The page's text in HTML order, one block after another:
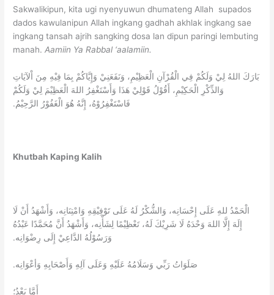
Sakwalikipun, kita ugi nyenyuwun dhumateng Allah supados
dados kawulanipun Allah ingkang gadhah akhlak ingkang sae
ingkang tansah ajrih sangking dosa lan dipun paringi lembuting
manah.Aamiin Ya Rabbal ‘aalamiin.
بَارَكَ اللهُ لِيْ وَلَكُمْ فِي الْقُرْآنِ الْعَظِيْمِ، وَنَفَعَنِيْ وَإِيَّاكُمْ بِمَا فِيْهِ مِنَ اْلآيَاتِ
وَالذِّكْرِ الْحَكِيْمِ، أَقُوْلُ قَوْلِيْ هَذَا وَأَسْتَغْفِرُ اللهَ الْعَظِيْمَ لِيْ وَلَكُمْ
فَاسْتَغْفِرُوْهُ، إِنَّهُ هُوَ الْغَفُوْرُ الرَّحِيْمُ.
Khutbah Kaping Kalih
الْحَمْدُ للهِ عَلَى إِحْسَانِه، وَالشُّكْرُ لَهُ عَلَى تَوْفِيْقِهِ وَامْتِنَانِه، وَأَشْهَدُ أَنْ لَا
إِلَهَ إِلَّا اللهَ وَحْدَهُ لَا شَرِيْكَ لَهُ، تَعْظِيْمًا لِشَأْنِه، وَأَشْهَدُ أَنَّ مُحَمَّدًا عَبْدُهُ
وَرَسُوْلُهُ الدَّاعِيْ إِلَى رِضْوَانِه.
صَلَوَاتُ رَبِّي وَسَلَامُهُ عَلَيْهِ وَعَلَى آلِهِ وَأَصْحَابِهِ وَأعْوَانِه.
أَمَّا بَعْدُ؛